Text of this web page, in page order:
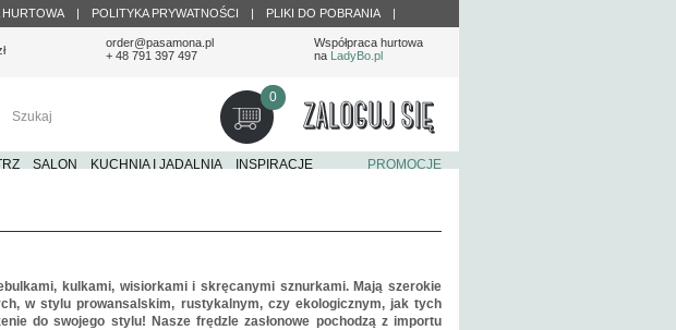
HURTOWA | POLITYKA PRYWATNOŚCI | PLIKI DO POBRANIA |
order@pasamona.pl
+ 48 791 397 497
Współpraca hurtowa
na LadyBo.pl
0
SALON KUCHNIA I JADALNIA INSPIRACJE PROMOCJE
kulkami, wisiorkami i skręcanymi sznurkami. Mają szerokie
w stylu prowansalskim, rustykalnym, czy ekologicznym, jak tych
do swojego stylu! Nasze frędzle zasłonowe pochodzą z importu